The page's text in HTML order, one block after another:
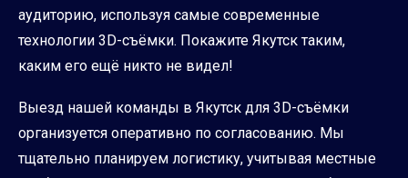
аудиторию, используя самые современные
технологии 3D-съёмки. Покажите Якутск таким,
каким его ещё никто не видел!
Выезд нашей команды в Якутск для 3D-съёмки
организуется оперативно по согласованию. Мы
тщательно планируем логистику, учитывая местные